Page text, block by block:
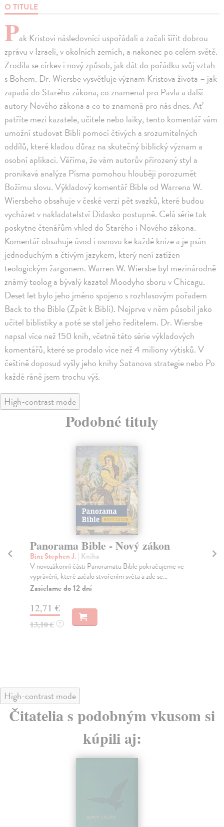
O TITULE
Pak Kristovi následovníci uspořádali a začali šířit dobrou
zprávu v Izraeli, v okolních zemích, a nakonec po celém světě.
Zrodila se církev i nový způsob, jak dát do pořádku svůj vztah
s Bohem. Dr. Wiersbe vysvětluje význam Kristova života – jak
zapadá do Starého zákona, co znamenal pro Pavla a další
autory Nového zákona a co to znamená pro nás dnes. Ať
patříte mezi kazatele, učitele nebo laiky, tento komentář vám
umožní studovat Bibli pomocí čtivých a srozumitelných
oddílů, které kladou důraz na skutečný biblický význam a
osobní aplikaci. Věříme, že vám autorův přirozený styl a
pronikavá analýza Písma pomohou hlouběji porozumět
Božímu slovu. Výkladový komentář Bible od Warrena W.
Wiersbeho obsahuje v české verzi pět svazků, které budou
vycházet v nakladatelství Didasko postupně. Celá série tak
poskytne čtenářům vhled do Starého i Nového zákona.
Komentář obsahuje úvod i osnovu ke každé knize a je psán
jednoduchým a čtivým jazykem, který není zatížen
teologickým žargonem. Warren W. Wiersbe byl mezinárodně
známý teolog a bývalý kazatel Moodyho sboru v Chicagu.
Deset let bylo jeho jméno spojeno s rozhlasovým pořadem
Back to the Bible (Zpět k Bibli). Nejprve v něm působil jako
učitel biblistiky a poté se stal jeho ředitelem. Dr. Wiersbe
napsal více než 150 knih, včetně této série výkladových
komentářů, které se prodalo více než 4 miliony výtisků. V
češtině doposud vyšly jeho knihy Satanova strategie nebo Po
každé ráně jsem trochu výš.
High-contrast mode
Podobné tituly
Panorama Bible - Nový zákon
Binz Stephen J. | Kniha
V novozákonní části Panoramatu Bible pokračujeme ve
vyprávění, které začalo stvořením světa a zde se...
Zasielame do 12 dní
12,71 €
13,10 € ?
High-contrast mode
Čitatelia s podobným vkusom si
kúpili aj: